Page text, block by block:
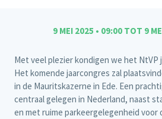
9 MEI 2025 • 09:00TOT 9
Met veel plezier kondigen we het NtVP
Het komende jaarcongres zal
in de Mauritskazerne in Ede. Een
centraal gelegen in Nederland, naast
en met ruime parkeergelegenheid voor